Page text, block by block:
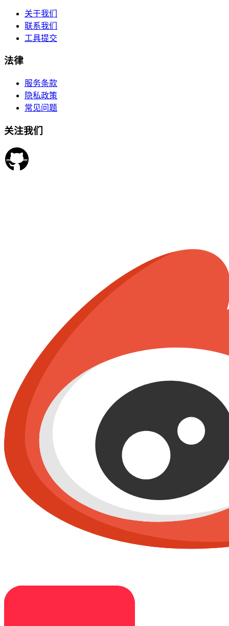
关于我们
联系我们
工具提交
法律
服务条款
隐私政策
常见问题
关注我们